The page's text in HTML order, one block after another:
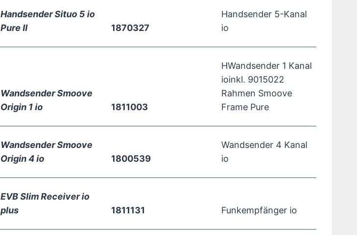
Handsender Situo 5 io
Pure II
1870327
Handsender 5-Kanal
io
Wandsender Smoove
Origin 1 io
1811003
HWandsender 1 Kanal
ioinkl. 9015022
Rahmen Smoove
Frame Pure
Wandsender Smoove
Origin 4 io
1800539
Wandsender 4 Kanal
io
EVB Slim Receiver io
plus
1811131 Funkempfänger io